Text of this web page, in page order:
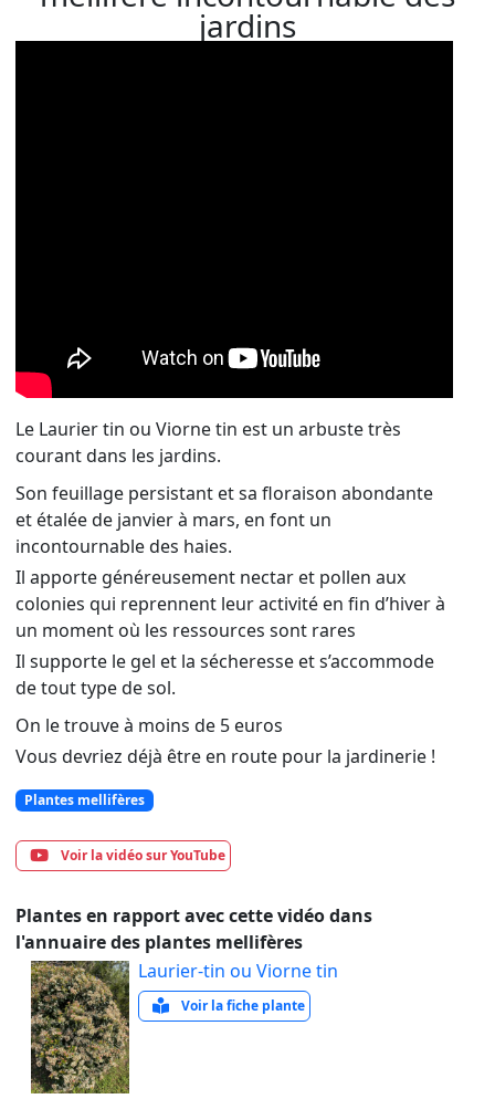
jardins
Le Laurier tin ou Viorne tin est un arbuste très
courant dans les jardins.
Son feuillage persistant et sa floraison abondante
et étalée de janvier à mars, en font un
incontournable des haies.
Il apporte généreusement nectar et pollen aux
colonies qui reprennent leur activité en fin d’hiver à
un moment où les ressources sont rares
Il supporte le gel et la sécheresse et s’accommode
de tout type de sol.
On le trouve à moins de 5 euros
Vous devriez déjà être en route pour la jardinerie !
Plantes mellifères
Voir la vidéo sur YouTube
Plantes en rapport avec cette vidéo dans
l'annuaire des plantes mellifères
Laurier-tin ou Viorne tin
Voir la fiche plante